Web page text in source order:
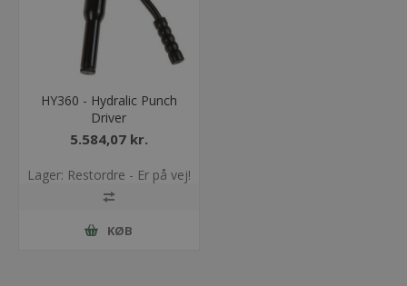
HY360 - Hydralic Punch
Driver
5.584,07 kr.
Lager: Restordre - Er på vej!
KØB